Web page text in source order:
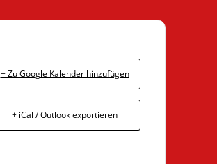
+ Zu Google Kalender hinzufügen
+ iCal / Outlook exportieren